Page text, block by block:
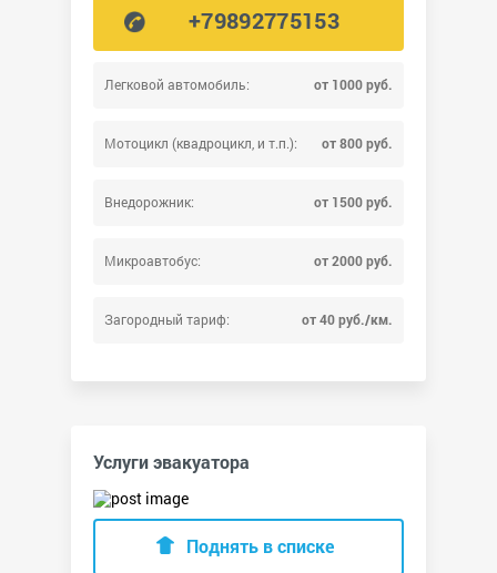
Легковой автомобиль: от 1000 руб.
Мотоцикл (квадроцикл, и т.п.): от 800 руб.
Внедорожник: от 1500 руб.
Микроавтобус: от 2000 руб.
Загородный тариф: от 40 руб./км.
+79892775153
Услуги эвакуатора
Поднять в списке